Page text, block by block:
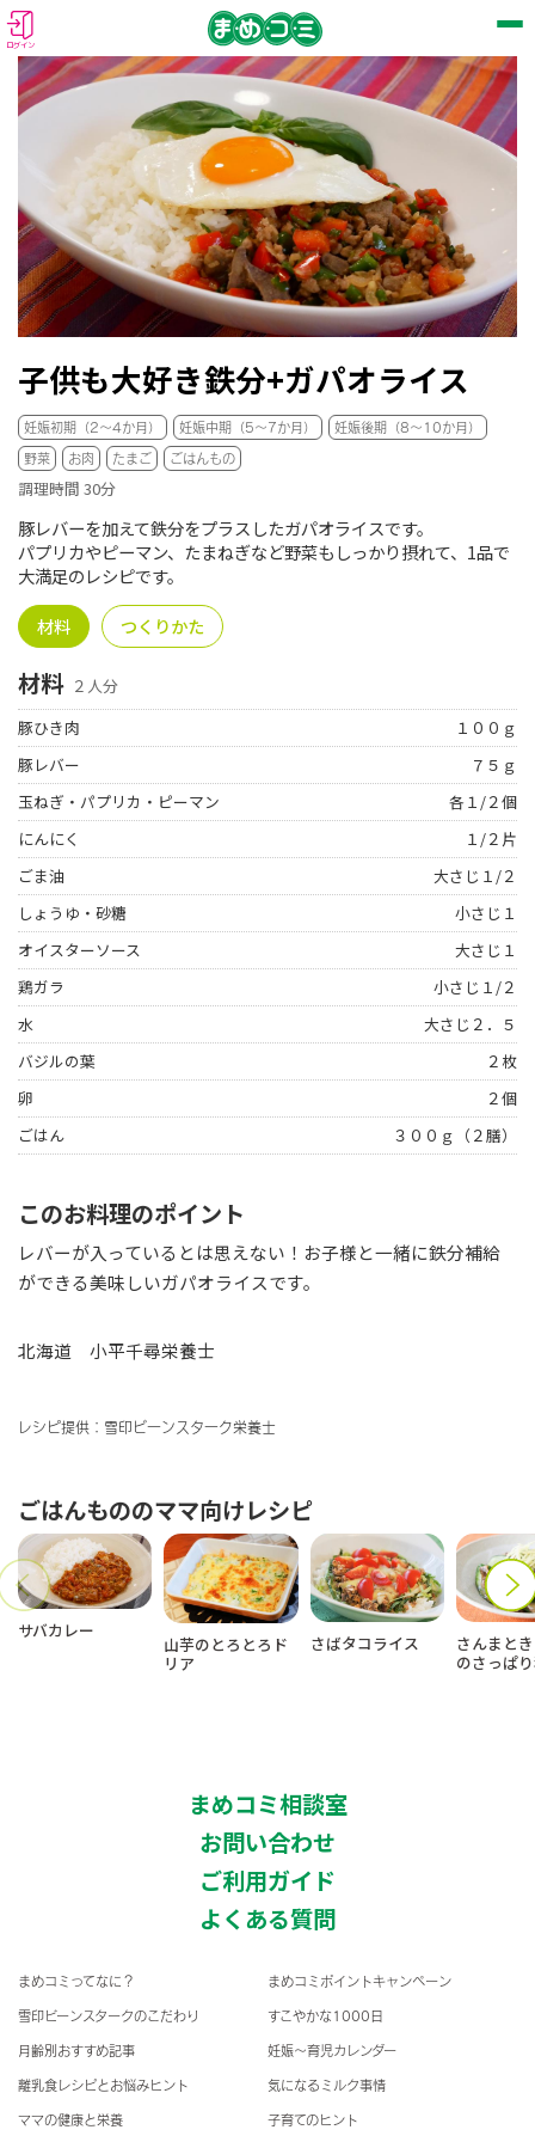
ログイン
子供も大好き鉄分+ガパオライス
妊娠初期（2～4か月） 妊娠中期（5～7か月）
妊娠後期（8～10か月）
野菜
お肉 たまご ごはんもの
調理時間 30分
豚レバーを加えて鉄分をプラスしたガパオライスです。
パプリカやピーマン、たまねぎなど野菜もしっかり摂れて、1品で
大満足のレシピです。
材料 つくりかた
材料 ２人分
豚ひき肉
１００ｇ
豚レバー
７５ｇ
玉ねぎ・パプリカ・ピーマン
各１/２個
にんにく
１/２片
ごま油
大さじ１/２
しょうゆ・砂糖
小さじ１
オイスターソース
大さじ１
鶏ガラ
小さじ１/２
水
大さじ２．５
バジルの葉
２枚
卵
２個
ごはん
３００ｇ（２膳）
このお料理のポイント
レバーが入っているとは思えない！お子様と一緒に鉄分補給
ができる美味しいガパオライスです。
北海道 小平千尋栄養士
レシピ提供：雪印ビーンスターク栄養士
ごはんもののママ向けレシピ
サバカレー
山芋のとろとろド
リア
さばタコライス
さんまと
のさっぱ
まめコミ相談室
お問い合わせ
ご利用ガイド
よくある質問
まめコミってなに？ まめコミポイントキャンペーン
雪印ビーンスタークのこだわり すこやかな1000日
月齢別おすすめ記事 妊娠〜育児カレンダー
離乳食レシピとお悩みヒント 気になるミルク事情
ママの健康と栄養 子育てのヒント